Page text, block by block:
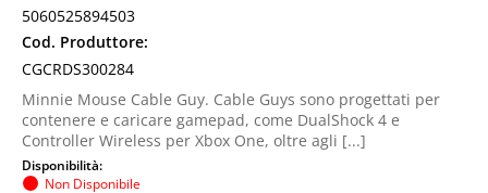
5060525894503
Cod. Produttore:
CGCRDS300284
Minnie Mouse Cable Guy. Cable Guys sono progettati per
contenere e caricare gamepad, come DualShock 4 e
Controller Wireless per Xbox One, oltre agli [...]
Disponibilità:
Non Disponibile